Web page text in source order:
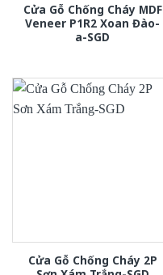
Cửa Gỗ Chống Cháy MDF
Veneer P1R2 Xoan Đào-
a-SGD
Cửa Gỗ Chống Cháy 2P